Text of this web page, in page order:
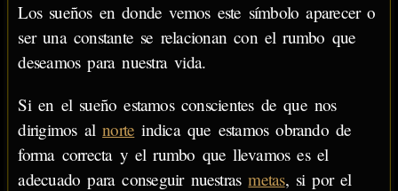
Los sueños en donde vemos este símbolo aparecer o
ser una constante se relacionan con el rumbo que
deseamos para nuestra vida.
Si en el sueño estamos conscientes de que nos
dirigimos alnorte indica que estamos obrando de
forma correcta y el rumbo que llevamos es el
adecuado para conseguir nuestrasmetas, si por el